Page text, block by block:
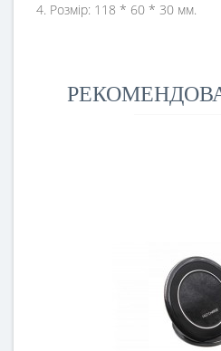
4. Розмір: 118 * 60 * 30 мм.